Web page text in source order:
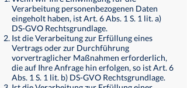
Verarbeitung personenbezogenen Daten
eingeholt haben, ist Art. 6 Abs. 1 S. 1 lit. a)
DS-GVO Rechtsgrundlage.
Ist die Verarbeitung zur Erfüllung eines
Vertrags oder zur Durchführung
vorvertraglicher Maßnahmen erforderlich,
die auf Ihre Anfrage hin erfolgen, so ist Art. 6
Abs. 1 S. 1 lit. b) DS-GVO Rechtsgrundlage.